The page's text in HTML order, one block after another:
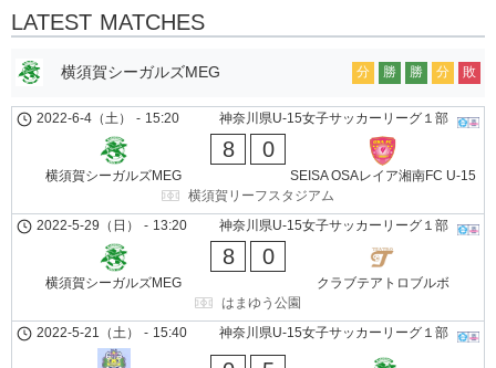
LATEST MATCHES
横須賀シーガルズMEG 分 勝 勝 分 敗
神奈川県U-15女子サッカーリーグ１部
2022-6-4（土） - 15:20
横須賀シーガルズMEG
8 0
SEISA OSAレイア湘南FC U-15
横須賀リーフスタジアム
神奈川県U-15女子サッカーリーグ１部
2022-5-29（日） - 13:20
横須賀シーガルズMEG
8 0
クラブテアトロブルボ
はまゆう公園
神奈川県U-15女子サッカーリーグ１部
2022-5-21（土） - 15:40